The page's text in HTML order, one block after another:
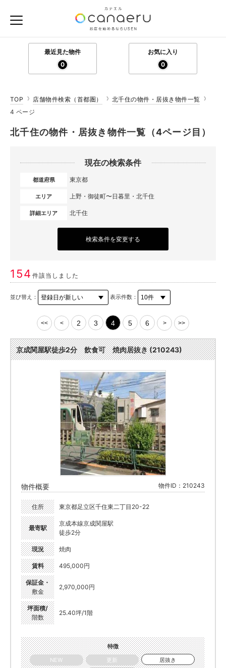
最近見た物件
0
お気に入り
0
TOP 店舗物件検索（首都圏）
北千住の物件・居抜き物件一覧
4 ページ
北千住の物件・居抜き物件一覧（4ページ目）
現在の検索条件
都道府県 東京都
エリア 上野・御徒町〜日暮里・北千住
詳細エリア 北千住
検索条件を変更する
154 件該当しました
並び替え： 表示件数：
<< < 2 3 4 5 6 > >>
京成関屋駅徒歩2分 飲食可 焼肉居抜き (210243)
物件概要 物件ID：210243
住所 東京都足立区千住東二丁目20-22
最寄駅
京成本線京成関屋駅
徒歩2分
現況 焼肉
賃料 495,000円
保証金・
敷金
2,970,000円
坪面積/
階数
25.40坪/1階
特徴
NEW
更新
居抜き